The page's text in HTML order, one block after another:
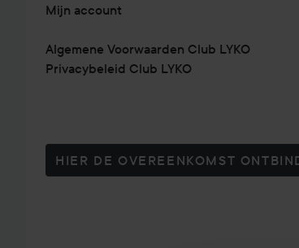
Mijn account
Algemene Voorwaarden Club LYKO
Privacybeleid Club LYKO
HIER DE OVEREENKOMST